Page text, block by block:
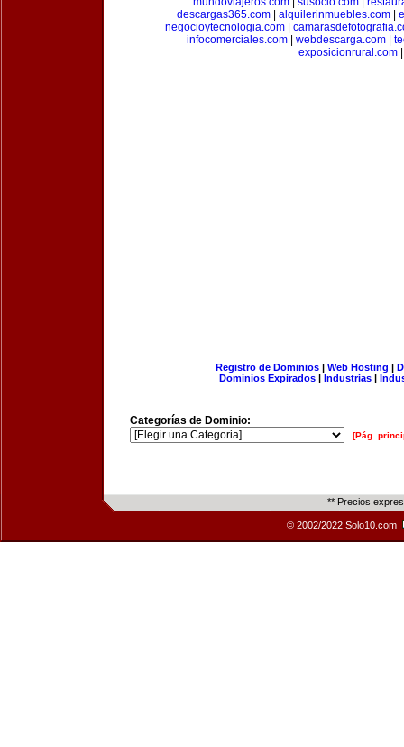
descargas365.com| alquilerinmuebles.com|
negocioytecnologia.com
infocomerciales.com| webdescarga.com|
exposicionrural.com
Registro de Dominios| Web Hosting |
Dominios Expirados | Industrias |
Categorías de Dominio:
[Pág.
** Precios
© 2002/2022 Solo10.com